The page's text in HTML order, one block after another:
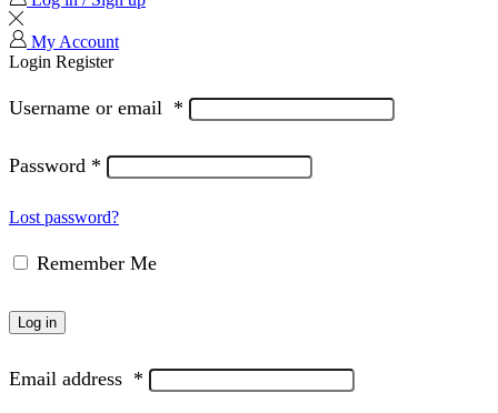
My Account
Login Register
Username or email *
Password *
Lost password?
Remember Me
Log in
Email address *